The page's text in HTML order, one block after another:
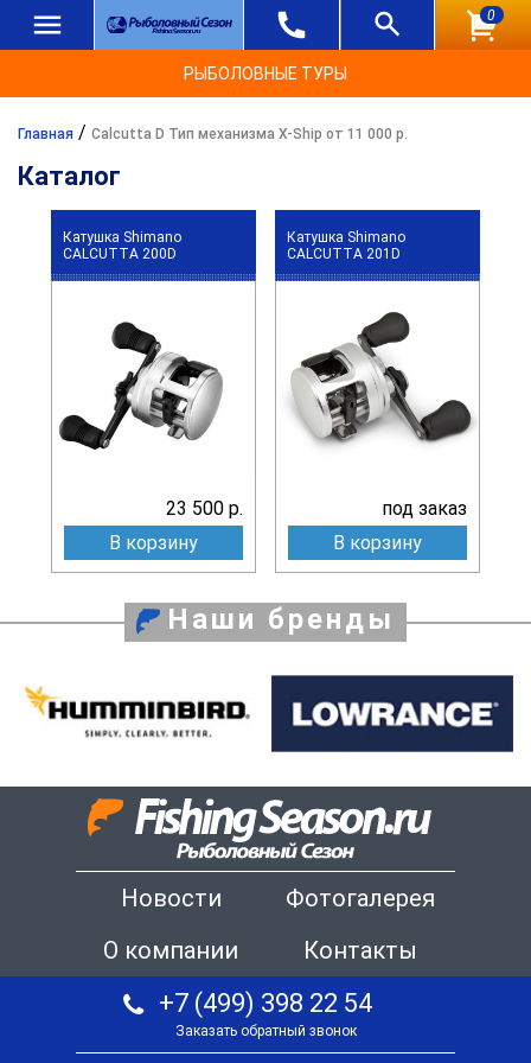
0
РЫБОЛОВНЫЕ ТУРЫ
Главная / Calcutta D Тип механизма X-Ship от 11 000 р.
Каталог
Катушка Shimano
CALCUTTA 200D
23 500 р.
В корзину
Катушка Shimano
CALCUTTA 201D
под заказ
В корзину
Наши бренды
Новости
Фотогалерея
О компании
Контакты
+7 (499) 398 22 54
Заказать обратный звонок